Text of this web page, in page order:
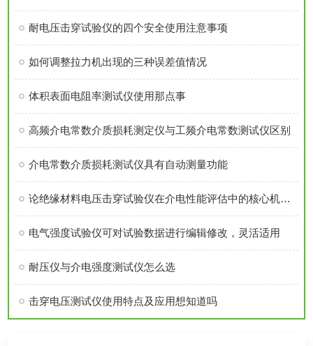
耐电压击穿试验仪的四个安全使用注意事项
如何调整拉力机出现的三种误差值情况
体积表面电阻率测试仪使用那点事
高频介电常数介质损耗测定仪与工频介电常数测试仪区别
介电常数介质损耗测试仪具有自动测量功能
论绝缘材料电压击穿试验仪在介电性能评估中的核心机制与工程价值
电气强度试验仪可对试验数据进行编辑修改，灵活适用
耐压仪与介电强度测试仪怎么选
击穿电压测试仪使用特点及应用想知道吗